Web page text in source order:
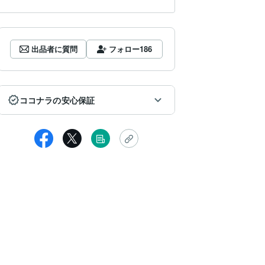
出品者に質問 フォロー186
ココナラの安心保証